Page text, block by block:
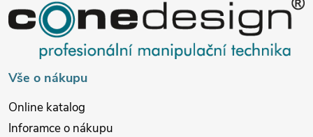
a
Vše o nákupu
Online katalog
Inforamce o nákupu